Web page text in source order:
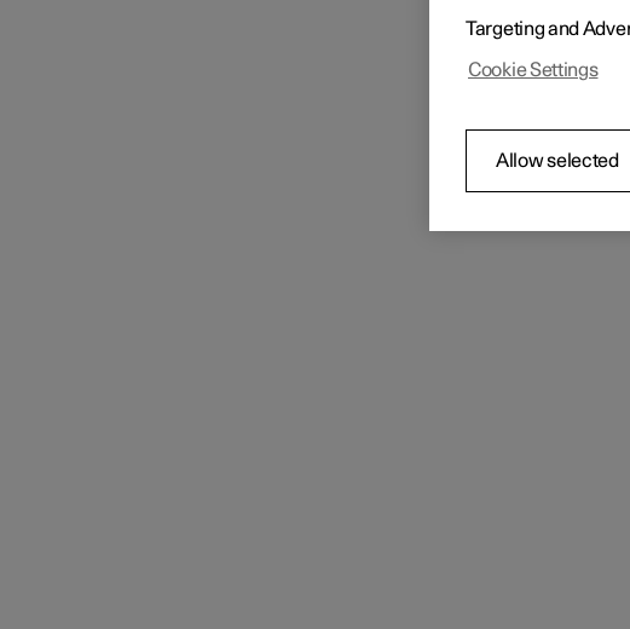
Polestar Connect
auch akute Hilfe
Targeting and
Cookie Settings
Allow selected